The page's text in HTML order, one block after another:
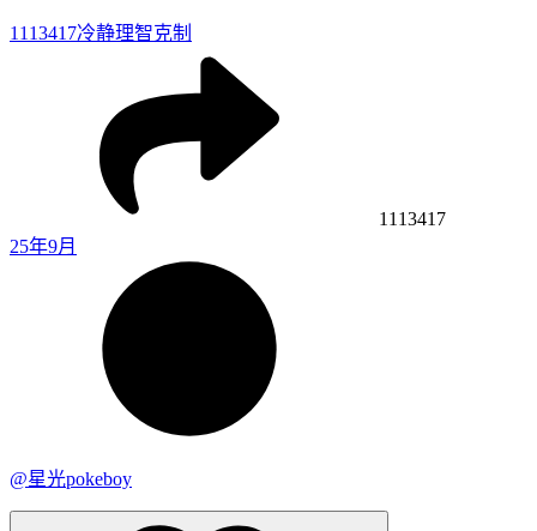
1113417冷静理智克制
1113417
25年9月
@星光pokeboy